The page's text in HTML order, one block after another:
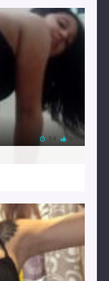
54 0%